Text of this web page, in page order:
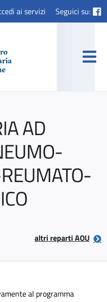
ai servizi Seguici su:
AD
altri reparti AOU
al programma